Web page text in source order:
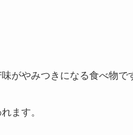
がやみつきになる食べ物で
ます。